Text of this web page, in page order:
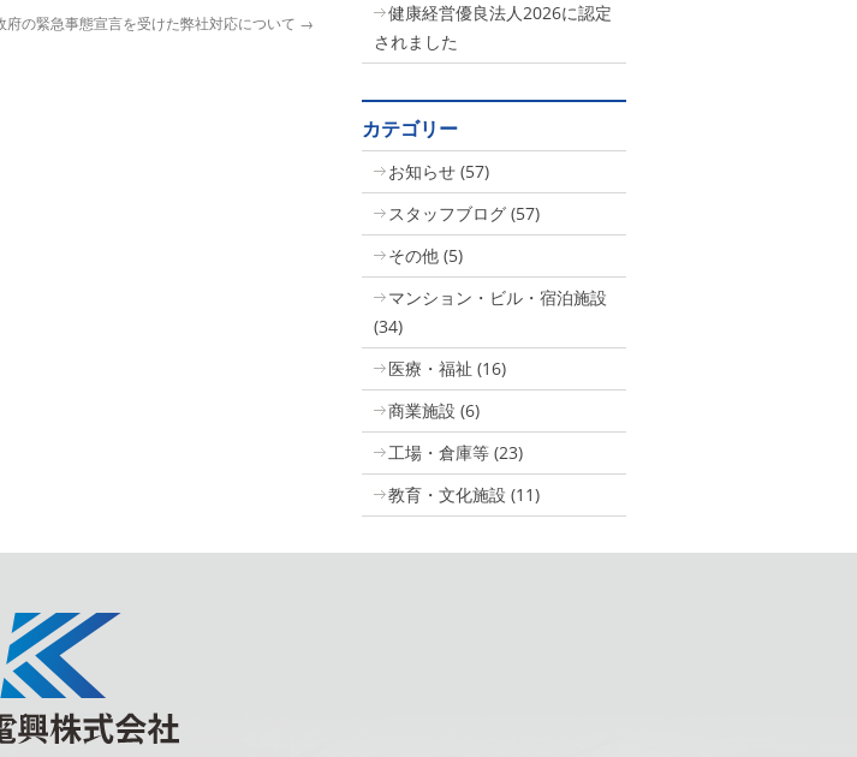
府の緊急事態宣言を受けた弊社対応について →
健康経営優良法人2026に認定
されました
カテゴリー
お知らせ (57)
スタッフブログ (57)
その他 (5)
マンション・ビル・宿泊施設
(34)
医療・福祉 (16)
商業施設 (6)
工場・倉庫等 (23)
教育・文化施設 (11)